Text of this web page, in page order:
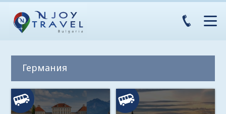
Германия